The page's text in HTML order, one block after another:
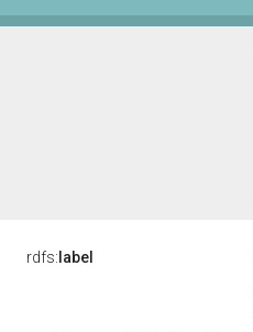
rdfs: label